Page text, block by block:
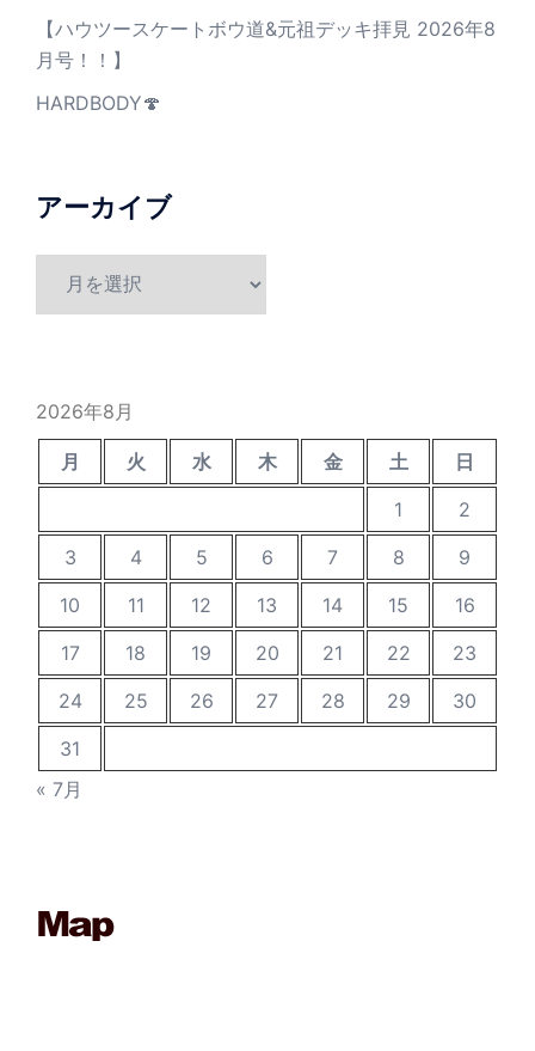
【ハウツースケートボウ道&元祖デッキ拝見 2026年8
月号！！】
HARDBODY🍄
アーカイブ
2026年8月
月 火 水 木 金 土
日
1
2
3
4 5 6 7 8
9
10
11 12 13 14 15
16
17
18 19 20 21 22
23
24
25 26 27 28 29
30
31
« 7月